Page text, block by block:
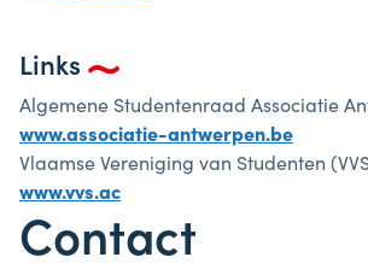
Links
Algemene Studentenraad Associatie
www.associatie-antwerpen.be
Vlaamse Vereniging van Studenten
www.vvs.ac
Contact